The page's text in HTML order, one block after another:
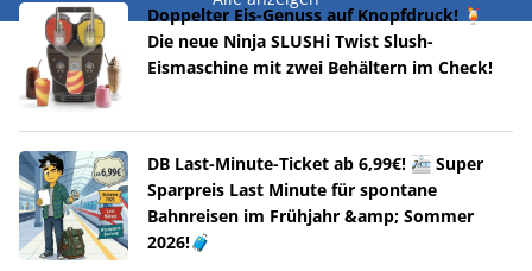
Doppelter Eis-Genuss auf Knopfdruck! 🍹
Die neue Ninja SLUSHi Twist Slush-
Eismaschine mit zwei Behältern im Check!
DB Last-Minute-Ticket ab 6,99€! 🚈 Super
Sparpreis Last Minute für spontane
Bahnreisen im Frühjahr &amp; Sommer
2026!🧳